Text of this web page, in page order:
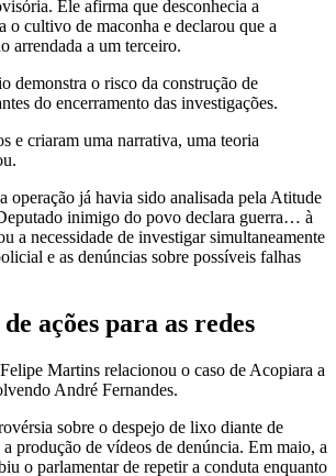
Ele afirma que desconhecia a
o cultivo de maconha e declarou que a
arrendada a um terceiro.
demonstra o risco da construção de
do encerramento das investigações.
e criaram uma narrativa, uma teoria
operação já havia sido analisada pela Atitude
inimigo do povo declara guerra… à
a necessidade de investigar simultaneamente
e as denúncias sobre possíveis falhas
ações para as redes
Martins relacionou o caso de Acopiara a
André Fernandes.
sobre o despejo de lixo diante de
produção de vídeos de denúncia. Em maio, a
o parlamentar de repetir a conduta enquanto